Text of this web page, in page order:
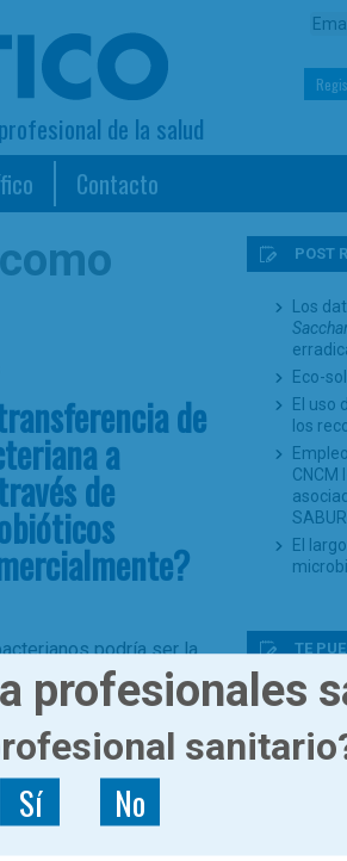
de la salud
Contacto
de
a
de
podría ser la
miembros de la
bacteriana 0
POST
Los
Eco-
El uso
los
CNCM
El
TE
profesionales
Sí No